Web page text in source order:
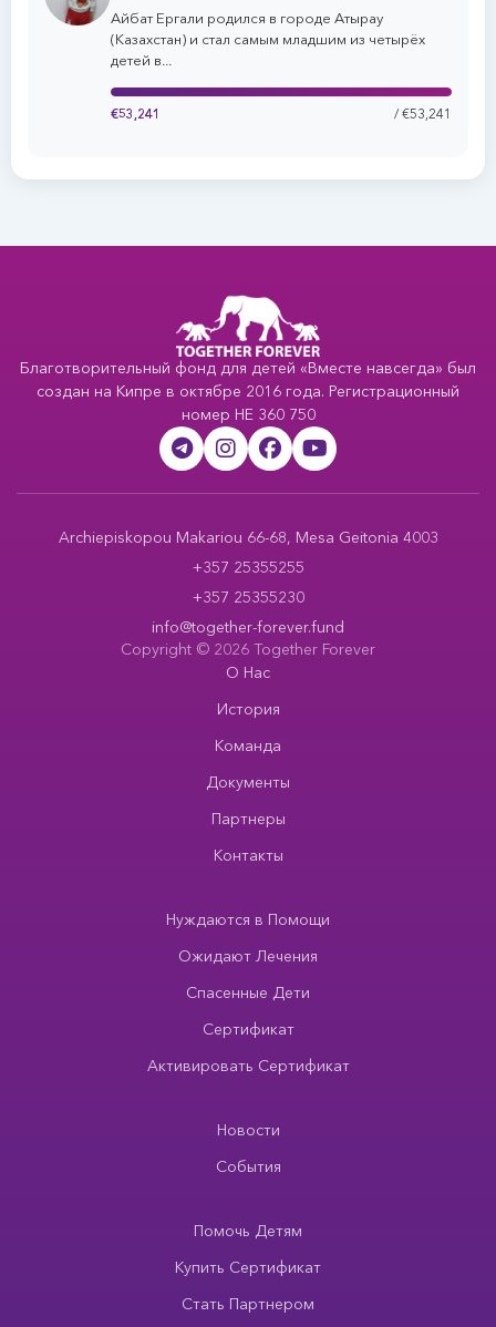
Айбат Ергали родился в городе Атырау
(Казахстан) и стал самым младшим из четырёх
детей в...
€53,241 / €53,241
Благотворительный фонд для детей «Вместе навсегда» был
создан на Кипре в октябре 2016 года. Регистрационный
номер HE 360 750
Archiepiskopou Makariou 66-68, Mesa Geitonia 4003
+357 25355255
+357 25355230
info@together-forever.fund
Copyright © 2026 Together Forever
О Нас
История
Команда
Документы
Партнеры
Контакты
Нуждаются в Помощи
Ожидают Лечения
Спасенные Дети
Сертификат
Активировать Сертификат
Новости
События
Помочь Детям
Купить Сертификат
Стать Партнером